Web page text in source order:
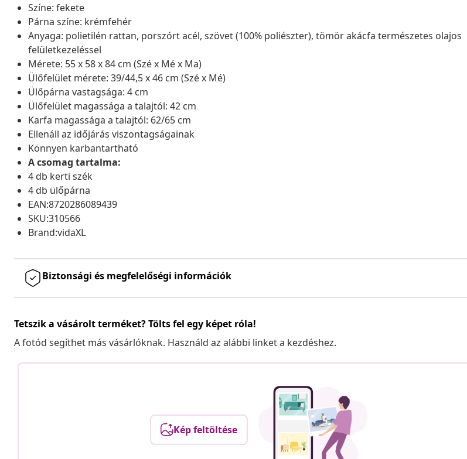
Színe: fekete
Párna színe: krémfehér
Anyaga: polietilén rattan, porszórt acél, szövet (100% poliészter), tömör akácfa természetes olajos
felületkezeléssel
Mérete: 55 x 58 x 84 cm (Szé x Mé x Ma)
Ülőfelület mérete: 39/44,5 x 46 cm (Szé x Mé)
Ülőpárna vastagsága: 4 cm
Ülőfelület magassága a talajtól: 42 cm
Karfa magassága a talajtól: 62/65 cm
Ellenáll az időjárás viszontagságainak
Könnyen karbantartható
A csomag tartalma:
4 db kerti szék
4 db ülőpárna
EAN:8720286089439
SKU:310566
Brand:vidaXL
Biztonsági és megfelelőségi információk
Tetszik a vásárolt terméket? Tölts fel egy képet róla!
A fotód segíthet más vásárlóknak. Használd az alábbi linket a kezdéshez.
Kép feltöltése